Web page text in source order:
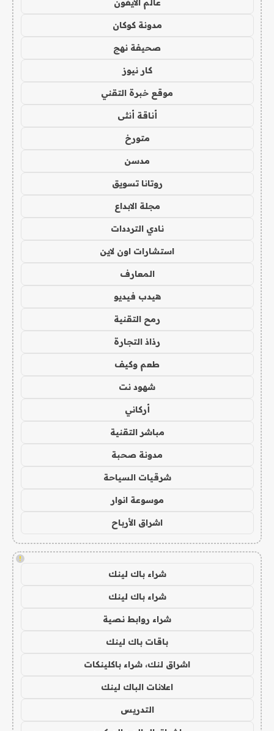
عالم الايفون
مدونة كوكان
صحيفة نهج
كار نيوز
موقع خبرة التقني
أناقة أنثى
متورخ
مدسن
روتانا تسويق
مجلة الابداع
نادي الترددات
استشارات اون لاين
المعارف
هيدب فيديو
رمح التقنية
رذاذ التجارة
طعم وكيف
شهود نت
أركاني
مباشر التقنية
مدونة صحبة
شرقيات السياحة
موسوعة انوار
اشراق الأرباح
!
شراء باك لينك
شراء باك لينك
شراء روابط نصية
باقات باك لينك
اشراق لنك، شراء باكلينكات
اعلانات الباك لينك
التدريس